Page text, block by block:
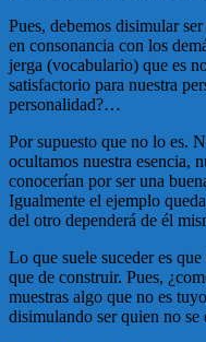
Pues, debemos disimular
en consonancia con los
jerga (vocabulario) que es
satisfactorio para nuestra
personalidad?…
Por supuesto que no lo es.
ocultamos nuestra esencia,
conocerían por ser una
Igualmente el ejemplo
del otro dependerá de él
Lo que suele suceder es
que de construir. Pues,
muestras algo que no es
disimulando ser quien no se